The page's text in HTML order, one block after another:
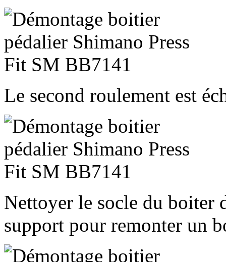
Le second roulement est
Nettoyer le socle du boiter
support pour remonter un